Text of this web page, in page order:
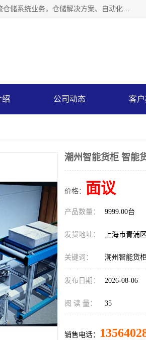
联系热线：* 上海秩宏机电设备有限公司成立于2013年，位于上海松江区，专业从事物流仓储系统业务，仓储解决方案、自动化仓储设备、自动货柜、立体货柜等。
绍 公司动态 客户
潮州智能货柜 智能
价格： 面议
产品数量： 9999.00台
发货地址： 上海市青浦
关键词： 潮州智能货柜
发布日期： 2026-08-06
阅 读 量： 35
销售电话：